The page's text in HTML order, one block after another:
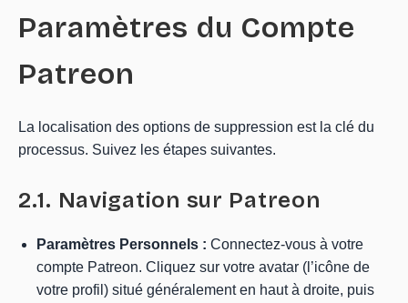
Paramètres du Compte
Patreon
La localisation des options de suppression est la clé du
processus. Suivez les étapes suivantes.
2.1. Navigation sur Patreon
Paramètres Personnels : Connectez-vous à votre
compte Patreon. Cliquez sur votre avatar (l’icône de
votre profil) situé généralement en haut à droite, puis